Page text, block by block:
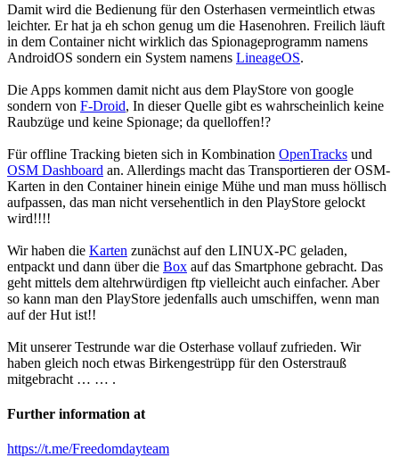
Damit wird die Bedienung für den Osterhasen vermeintlich etwas
leichter. Er hat ja eh schon genug um die Hasenohren. Freilich läuft
in dem Container nicht wirklich das Spionageprogramm namens
AndroidOS sondern ein System namens LineageOS.
Die Apps kommen damit nicht aus dem PlayStore von google
sondern von F-Droid, In dieser Quelle gibt es wahrscheinlich keine
Raubzüge und keine Spionage; da quelloffen!?
Für offline Tracking bieten sich in Kombination OpenTracks und
OSM Dashboard an. Allerdings macht das Transportieren der OSM-
Karten in den Container hinein einige Mühe und man muss höllisch
aufpassen, das man nicht versehentlich in den PlayStore gelockt
wird!!!!
Wir haben die Karten zunächst auf den LINUX-PC geladen,
entpackt und dann über die Box auf das Smartphone gebracht. Das
geht mittels dem altehrwürdigen ftp vielleicht auch einfacher. Aber
so kann man den PlayStore jedenfalls auch umschiffen, wenn man
auf der Hut ist!!
Mit unserer Testrunde war die Osterhase vollauf zufrieden. Wir
haben gleich noch etwas Birkengestrüpp für den Osterstrauß
mitgebracht … … .
Further information at
https://t.me/Freedomdayteam